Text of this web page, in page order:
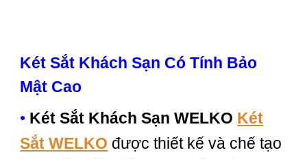
Két Sắt Khách Sạn Có Tính Bảo
Mật Cao
• Két Sắt Khách Sạn WELKO Két
Sắt WELKO được thiết kế và chế tạo